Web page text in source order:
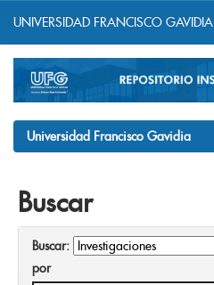
navigation
UNIVERSIDAD FRANCISCO GAVIDIA
Universidad Francisco Gavidia
Buscar
Buscar:
por